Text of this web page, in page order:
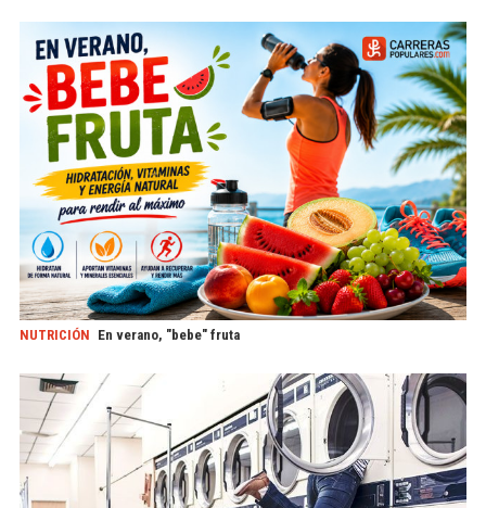
NUTRICIÓN En verano, "bebe" fruta